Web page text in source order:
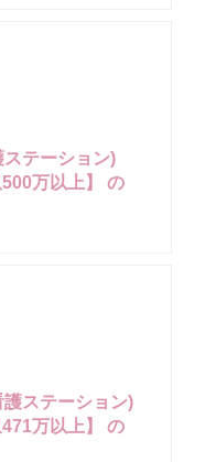
ステーション)
万以上】 の
護ステーション)
万以上】 の